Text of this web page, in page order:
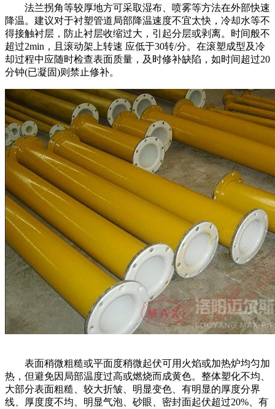
法兰拐角等较厚地方可采取湿布、喷雾等方法在外部快速
降温。建议对于衬塑管道局部降温速度不宜太快，冷却水等不
得接触衬层，防止衬层收缩过大，引起分层或剥离。时间般不
超过2min，且滚动架上转速 应低于30转/分。在滚塑成型及冷
却过程中应随时检查表面质量，及时修补缺陷，如时间超过20
分钟(已凝固)则禁止修补。
表面稍微粗糙或平面度稍微起伏可用火焰或加热炉均匀加
热，但避免因局部温度过高或燃烧而成黄色。整体塑化不均、
大部分表面粗糙、较大折皱、明显变色、有明显的厚度分界
线、厚度度不均、明显气泡、砂眼、密封面起伏超过20%、有